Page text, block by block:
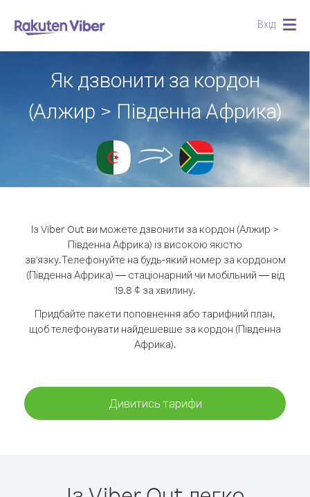
Вхід
Як дзвонити за кордон
(Алжир > Південна Африка)
Із Viber Out ви можете дзвонити за кордон (Алжир >
Південна Африка) із високою якістю
зв'язку.Телефонуйте на будь-який номер за кордоном
(Південна Африка) — стаціонарний чи мобільний — від
19.8 ¢ за хвилину.
Придбайте пакети поповнення або тарифний план,
щоб телефонувати найдешевше за кордон (Південна
Африка).
Дивитись тарифи